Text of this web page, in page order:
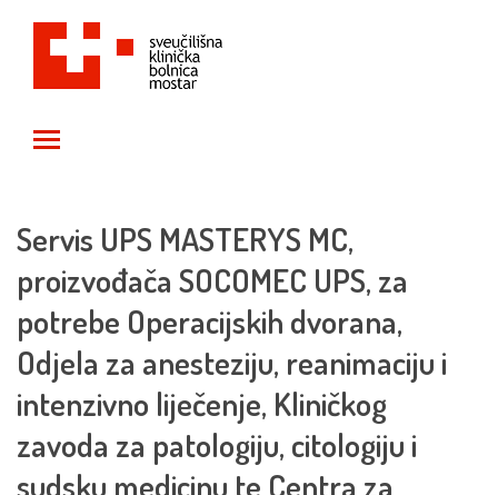
Servis UPS MASTERYS MC,
proizvođača SOCOMEC UPS, za
potrebe Operacijskih dvorana,
Odjela za anesteziju, reanimaciju i
intenzivno liječenje, Kliničkog
zavoda za patologiju, citologiju i
sudsku medicinu te Centra za